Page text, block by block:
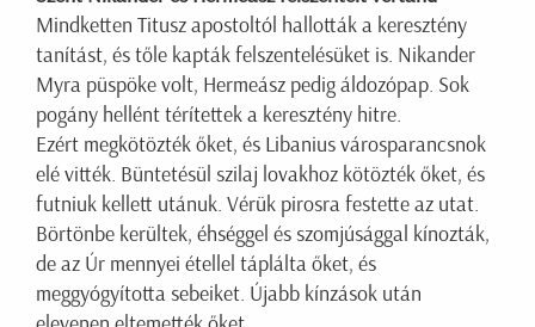
Mindketten Titusz apostoltól hallották a keresztény
tanítást, és tőle kapták felszentelésüket is. Nikander
Myra püspöke volt, Hermeász pedig áldozópap. Sok
pogány hellént térítettek a keresztény hitre.
Ezért megkötözték őket, és Libanius városparancsnok
elé vitték. Büntetésül szilaj lovakhoz kötözték őket, és
futniuk kellett utánuk. Vérük pirosra festette az utat.
Börtönbe kerültek, éhséggel és szomjúsággal kínozták,
de az Úr mennyei étellel táplálta őket, és
meggyógyította sebeiket. Újabb kínzások után